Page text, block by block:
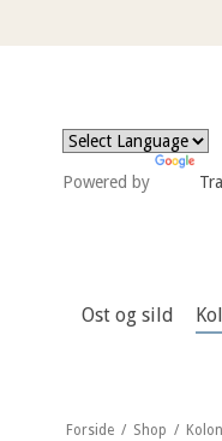
Powered by
Ost og sild
Forside / Shop /